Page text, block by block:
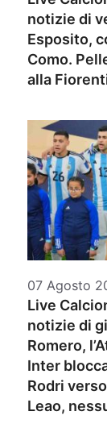
notizie di
Esposito,
Como.
alla
07 Agosto
Live
notizie di
Romero,
Inter
Rodri
Leao,